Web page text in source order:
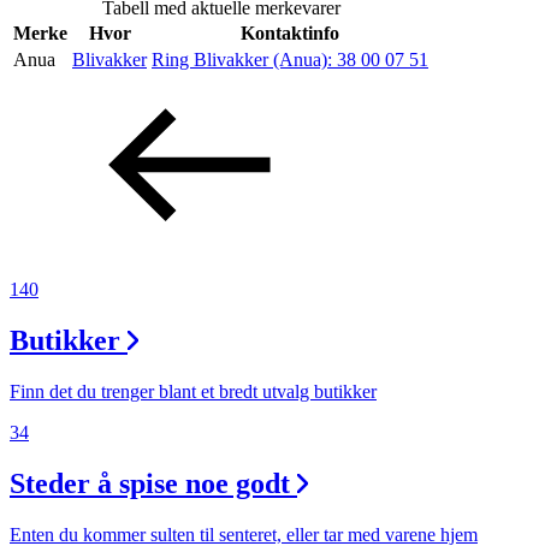
Inspirasjon
Gavekort
Tabell med aktuelle merkevarer
Merke
Hvor
Kontaktinfo
Anua
Blivakker Ring Blivakker (Anua): 38 00 07 51
140
Butikker
Finn det du trenger blant et bredt utvalg butikker
34
Steder å spise noe godt
Enten du kommer sulten til senteret, eller tar med varene hjem